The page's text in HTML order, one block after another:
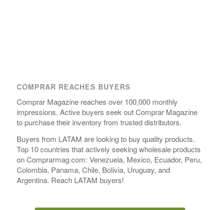
COMPRAR REACHES BUYERS
Comprar Magazine reaches over 100,000 monthly
impressions. Active buyers seek out Comprar Magazine
to purchase their inventory from trusted distributors.
Buyers from LATAM are looking to buy quality products.
Top 10 countries that actively seeking wholesale products
on Comprarmag.com: Venezuela, Mexico, Ecuador, Peru,
Colombia, Panama, Chile, Bolivia, Uruguay, and
Argentina. Reach LATAM buyers!